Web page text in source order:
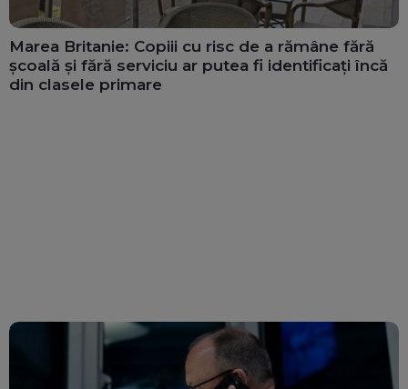
Marea Britanie: Copiii cu risc de a rămâne fără
școală și fără serviciu ar putea fi identificați încă
din clasele primare